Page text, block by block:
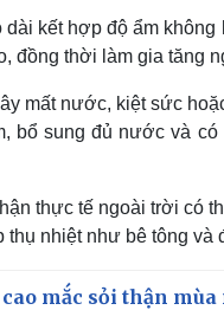
kết hợp độ ẩm không
đồng thời làm gia tăng
mất nước, kiệt sức
bổ sung đủ nước và
thực tế ngoài trời có
thụ nhiệt như bê tông và
mắc sỏi thận